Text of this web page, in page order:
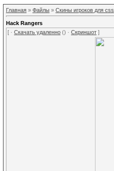
Главная » Файлы » Скины игроков для css
Hack Rangers
[ · Скачать удаленно () · Скриншот ]